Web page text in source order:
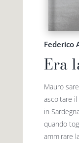
Federico
Era
Mauro
ascoltare
in
quando
ammirare